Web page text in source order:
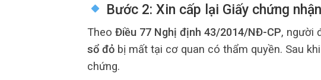
Bước 2: Xin cấp lại Giấy chứng nhận
Theo Điều 77 Nghị định 43/2014/NĐ-CP, người
sổ đỏ bị mất tại cơ quan có thẩm quyền. Sau
chứng.